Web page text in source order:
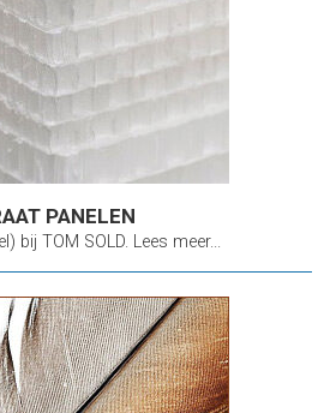
PANELEN
bij TOM SOLD. Lees meer...